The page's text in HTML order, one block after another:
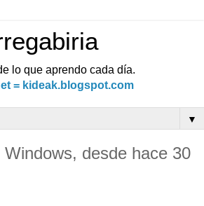
lo que aprendo cada día.
= kideak.blogspot.com
▼
Windows, desde hace 30